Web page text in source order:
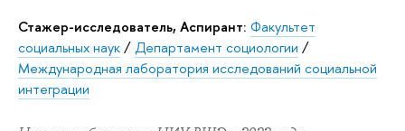
Стажер-исследователь, Аспирант: Факультет
социальных наук/Департамент социологии /
Международная лаборатория исследований социальной
интеграции